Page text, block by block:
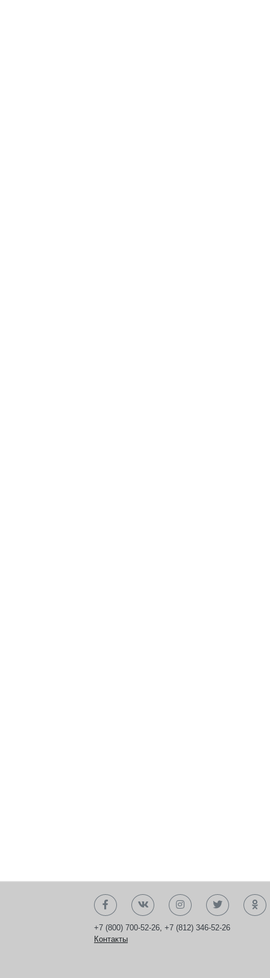
+7 (800) 700-52-26, +7 (812) 346-52-26
Контакты